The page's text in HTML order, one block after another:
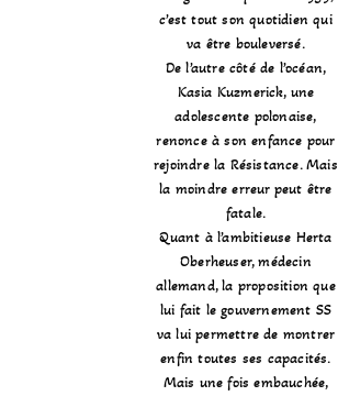
c’est tout son quotidien qui
va être bouleversé.
De l’autre côté de l’océan,
Kasia Kuzmerick, une
adolescente polonaise,
renonce à son enfance pour
rejoindre la Résistance. Mais
la moindre erreur peut être
fatale.
Quant à l’ambitieuse Herta
Oberheuser, médecin
allemand, la proposition que
lui fait le gouvernement SS
va lui permettre de montrer
enfin toutes ses capacités.
Mais une fois embauchée,